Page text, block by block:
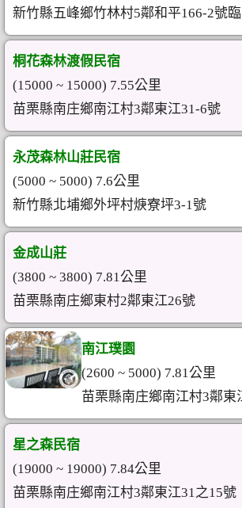
新竹縣五峰鄉竹林村5鄰和平166-2號臨
桐花森林渡假民宿
(15000 ~ 15000) 7.55公里
苗栗縣南庄鄉南江村3鄰東江31-6號
永茂森林山莊民宿
(5000 ~ 5000) 7.6公里
新竹縣北埔鄉外坪村焿寮坪3-1號
金成山莊
(3800 ~ 3800) 7.81公里
苗栗縣南庄鄉東村2鄰東江26號
南江璞園
(2600 ~ 5000) 7.81公里
苗栗縣南庄鄉南江村3鄰東
星之森民宿
(19000 ~ 19000) 7.84公里
苗栗縣南庄鄉南江村3鄰東江31之15號